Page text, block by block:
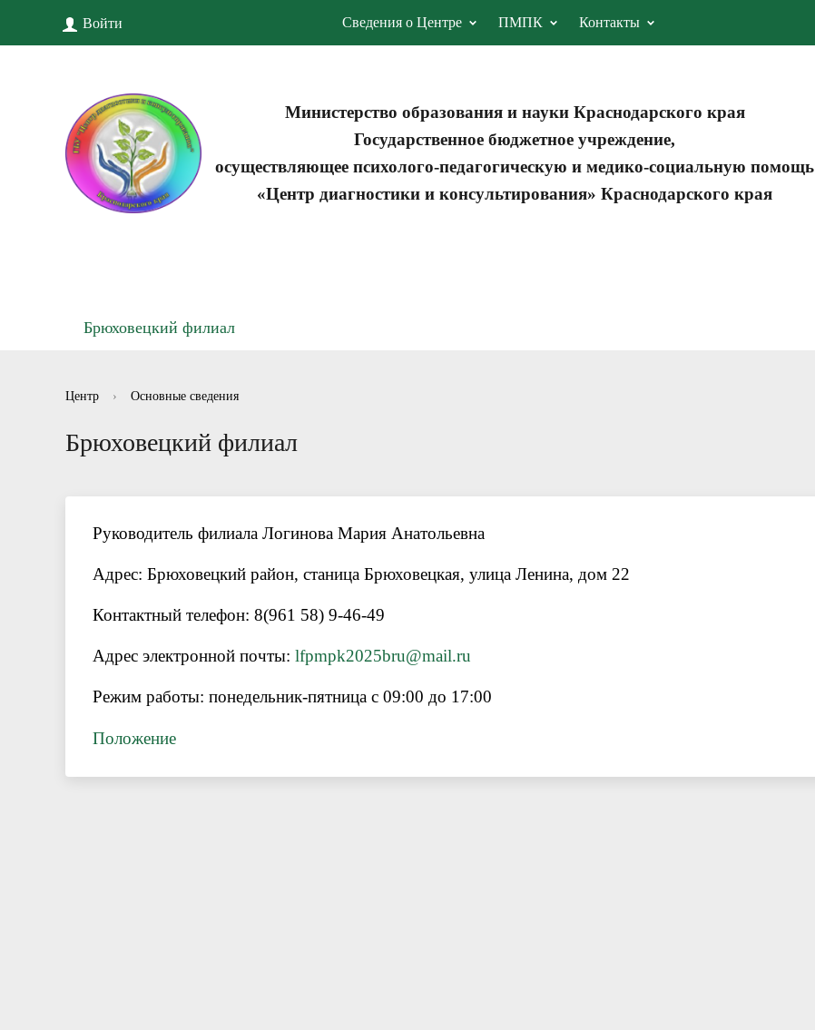
Войти Сведения о Центре ПМПК Контакты
Министерство образования и науки Краснодарского края
Государственное бюджетное учреждение,
осуществляющее психолого-педагогическую и медико-социальную помощь
«Центр диагностики и консультирования» Краснодарского края
Брюховецкий филиал
Центр › Основные сведения
Брюховецкий филиал
Руководитель филиала Логинова Мария Анатольевна
Адрес: Брюховецкий район, станица Брюховецкая, улица Ленина, дом 22
Контактный телефон: 8(961 58) 9-46-49
Адрес электронной почты: lfpmpk2025bru@mail.ru
Режим работы: понедельник-пятница с 09:00 до 17:00
Положение